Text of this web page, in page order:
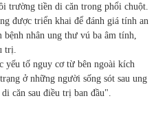
trường tiền di căn trong phổi chuột.
được triển khai để đánh giá tính an
nhân ung thư vú ba âm tính,
trị.
yếu tố nguy cơ từ bên ngoài kích
ở những người sống sót sau ung
căn sau điều trị ban đầu".